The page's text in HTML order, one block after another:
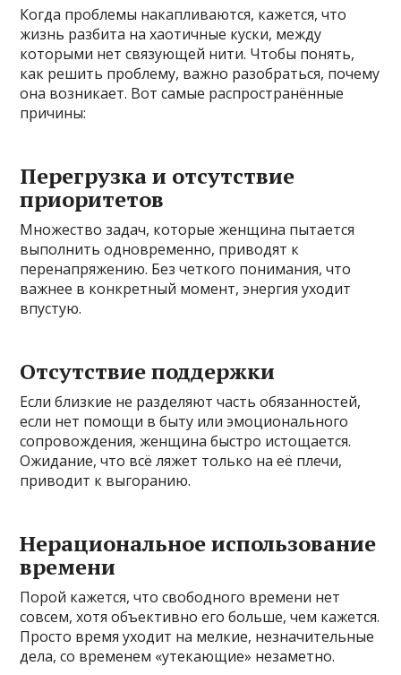
Когда проблемы накапливаются, кажется, что
жизнь разбита на хаотичные куски, между
которыми нет связующей нити. Чтобы понять,
как решить проблему, важно разобраться, почему
она возникает. Вот самые распространённые
причины:
Перегрузка и отсутствие
приоритетов
Множество задач, которые женщина пытается
выполнить одновременно, приводят к
перенапряжению. Без четкого понимания, что
важнее в конкретный момент, энергия уходит
впустую.
Отсутствие поддержки
Если близкие не разделяют часть обязанностей,
если нет помощи в быту или эмоционального
сопровождения, женщина быстро истощается.
Ожидание, что всё ляжет только на её плечи,
приводит к выгоранию.
Нерациональное использование
времени
Порой кажется, что свободного времени нет
совсем, хотя объективно его больше, чем кажется.
Просто время уходит на мелкие, незначительные
дела, со временем «утекающие» незаметно.